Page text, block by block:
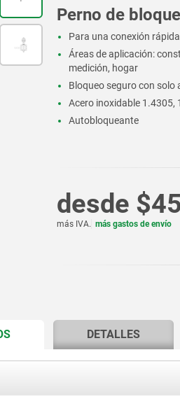
Perno de
Para una conexión
Áreas de aplicación:
medición, hogar
Bloqueo seguro con
Acero inoxidable 1.4305,
Autobloqueante
desde
más IVA. más gastos de envío
CURRENT
CURRENT
DETALLES